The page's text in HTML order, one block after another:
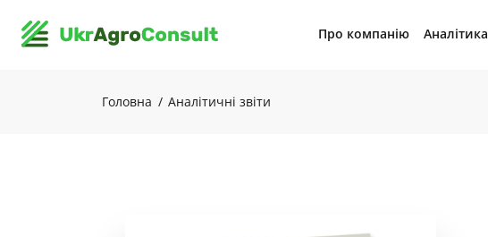
Про компанію Аналітика
Головна Аналітичні звіти